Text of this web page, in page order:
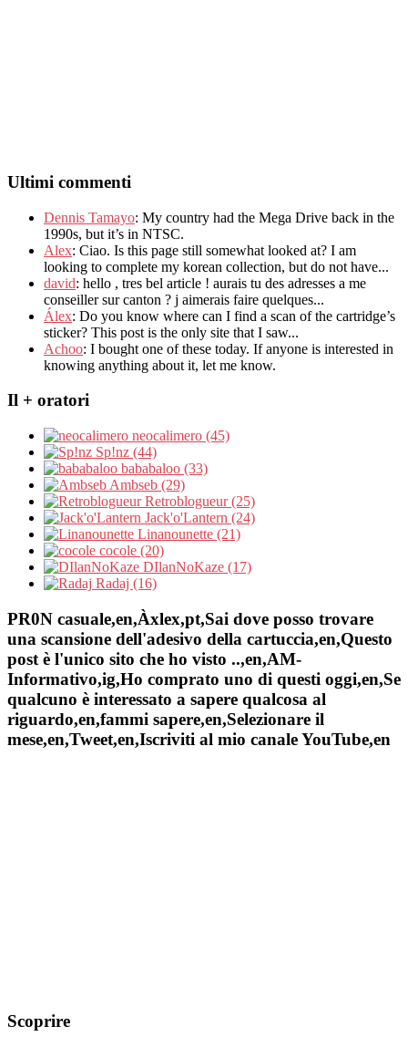
Ultimi commenti
Dennis Tamayo: My country had the Mega Drive back in the
1990s, but it’s in NTSC.
Alex: Ciao. Is this page still somewhat looked at? I am
looking to complete my korean collection, but do not have...
david: hello , tres bel article ! aurais tu des adresses a me
conseiller sur canton ? j aimerais faire quelques...
Álex: Do you know where can I find a scan of the cartridge’s
sticker? This post is the only site that I saw...
Achoo: I bought one of these today. If anyone is interested in
knowing anything about it, let me know.
Il + oratori
neocalimero (45)
Sp!nz (44)
bababaloo (33)
Ambseb (29)
Retroblogueur (25)
Jack'o'Lantern (24)
Linanounette (21)
cocole (20)
DIlanNoKaze (17)
Radaj (16)
PR0N casuale,en,Àxlex,pt,Sai dove posso trovare
una scansione dell'adesivo della cartuccia,en,Questo
post è l'unico sito che ho visto ..,en,AM-
Informativo,ig,Ho comprato uno di questi oggi,en,Se
qualcuno è interessato a sapere qualcosa al
riguardo,en,fammi sapere,en,Selezionare il
mese,en,Tweet,en,Iscriviti al mio canale YouTube,en
Scoprire